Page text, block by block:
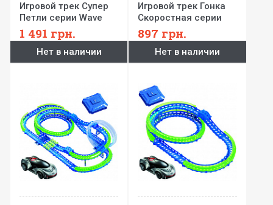
Игровой трек Cупер
Петли серии Wave
Racers (трек 3 петли,
2 сенсорные модели,
заряд. устройство)
1 491 грн.
Нет в наличии
Игровой трек Гонка
Скоростная серии
Wave Racers (трек 1
петля, 1 сенсорн.
модель, заряд. устр-
во)
897 грн.
Нет в наличии